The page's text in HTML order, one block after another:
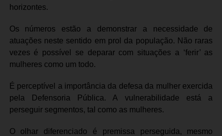
horizontes.
Os números estão a demonstrar a necessidade de
atuações neste sentido em prol da população. Não raras
vezes é possível se deparar com situações a ‘ferir’ as
mulheres como um todo.
É perceptível a importância da defesa da mulher exercida
pela Defensoria Pública. A vulnerabilidade está a
perseguir segmentos, tal como as mulheres.
O olhar diferenciado é premissa perseguida, mesmo